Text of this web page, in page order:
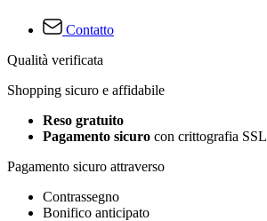
Contatto
Qualità verificata
Shopping sicuro e affidabile
Reso gratuito
Pagamento sicuro con crittografia SSL
Pagamento sicuro attraverso
Contrassegno
Bonifico anticipato